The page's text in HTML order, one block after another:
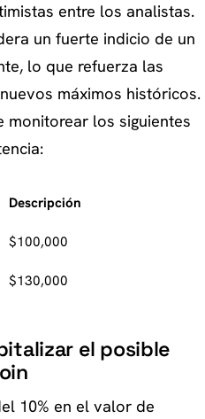
entre los analistas.
un fuerte indicio de un
lo que refuerza las
máximos históricos.
monitorear los siguientes
Descripción
$100,000
$130,000
el posible
10% en el valor de